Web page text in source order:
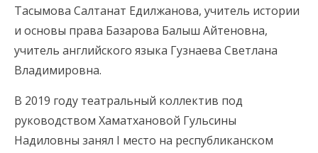
Тасымова Салтанат Едилжанова, учитель истории
и основы права Базарова Балыш Айтеновна,
учитель английского языка Гузнаева Светлана
Владимировна.
В 2019 году театральный коллектив под
руководством Хаматхановой Гульсины
Надиловны занял I место на республиканском